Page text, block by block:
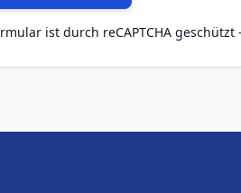
ist durch reCAPTCHA